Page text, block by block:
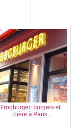
Frogburger: burgers et
bière à Paris